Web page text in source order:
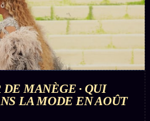
MANÈGE · QUI
LA MODE EN AOÛT